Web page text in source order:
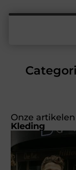
Onze
Kleding